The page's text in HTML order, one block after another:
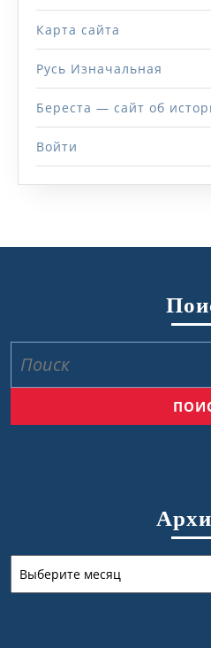
Карта сайта
Русь Изначальная
Береста — сайт об
Войти